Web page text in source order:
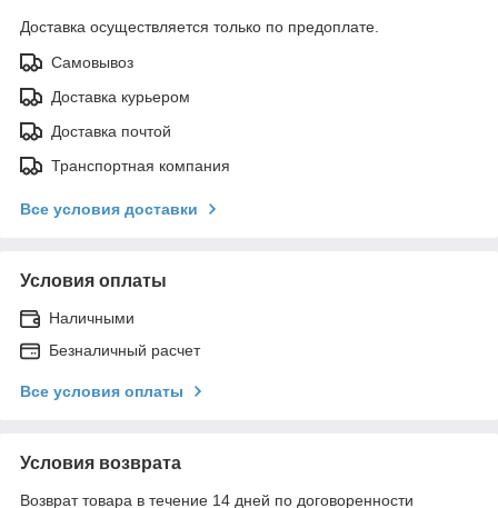
Доставка осуществляется только по предоплате.
Самовывоз
Доставка курьером
Доставка почтой
Транспортная компания
Все условия доставки
Условия оплаты
Наличными
Безналичный расчет
Все условия оплаты
Условия возврата
Возврат товара в течение 14 дней по договоренности